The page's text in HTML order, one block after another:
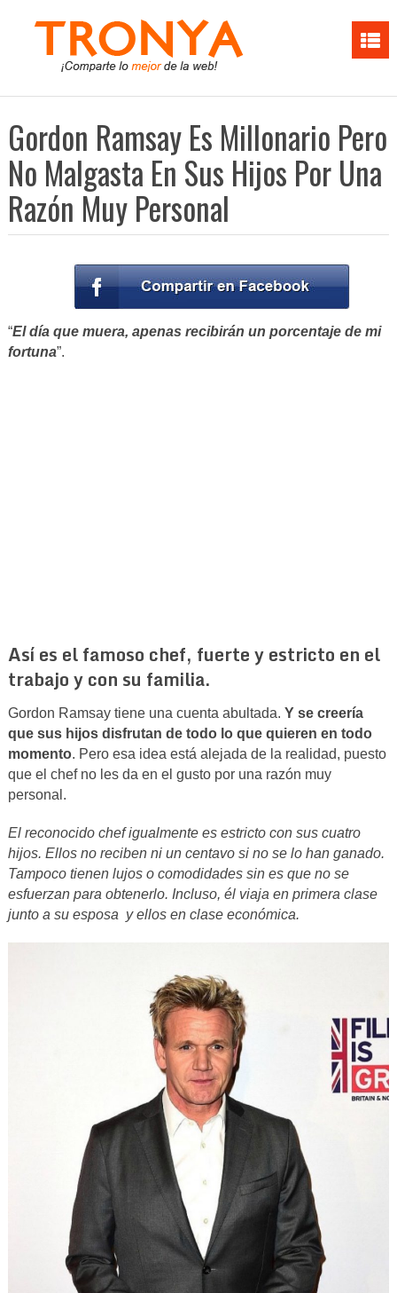
Gordon Ramsay Es Millonario Pero
No Malgasta En Sus Hijos Por Una
Razón Muy Personal
“El día que muera, apenas recibirán un porcentaje de mi
fortuna”.
Así es el famoso chef, fuerte y estricto en el
trabajo y con su familia.
Gordon Ramsay tiene una cuenta abultada. Y se creería
que sus hijos disfrutan de todo lo que quieren en todo
momento. Pero esa idea está alejada de la realidad, puesto
que el chef no les da en el gusto por una razón muy
personal.
El reconocido chef igualmente es estricto con sus cuatro
hijos. Ellos no reciben ni un centavo si no se lo han ganado.
Tampoco tienen lujos o comodidades sin es que no se
esfuerzan para obtenerlo. Incluso, él viaja en primera clase
junto a su esposa y ellos en clase económica.